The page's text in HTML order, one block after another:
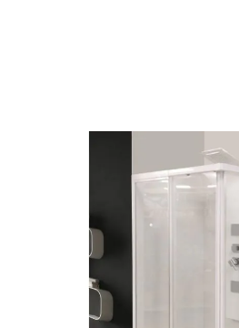
BOX DOCCIA 80X80
TRASP.C/